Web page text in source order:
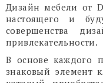
Дизайн мебели от
настоящего и
совершенства
привлекательности.
В основе каждого
знаковый элемент